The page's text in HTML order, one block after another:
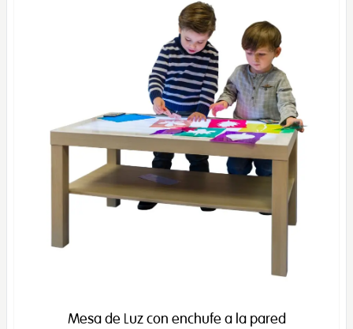
Mesa de Luz con enchufe a la pared